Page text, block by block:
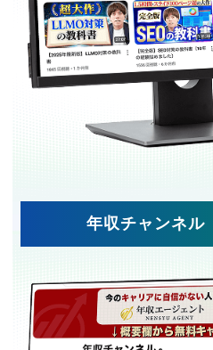
年収チャンネル